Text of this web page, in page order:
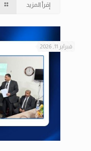
إقرأ المزيد
فبراير 11, 2026